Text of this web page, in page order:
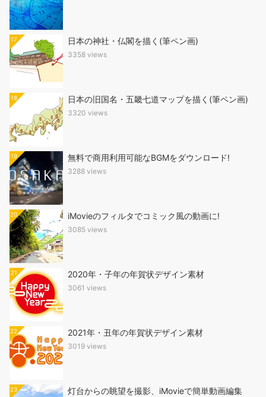
17 日本の神社・仏閣を描く(筆ペン画)
3358 views
18 日本の旧国名・五畿七道マップを描く(筆ペン画)
3320 views
19 無料で商用利用可能なBGMをダウンロード!
3288 views
20 iMovieのフィルタでコミック風の動画に!
3085 views
21 2020年・子年の年賀状デザイン素材
3061 views
22 2021年・丑年の年賀状デザイン素材
3019 views
23 灯台からの眺望を撮影、iMovieで簡単動画編集